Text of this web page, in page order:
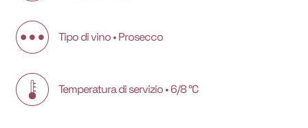
Tipo di vino • Prosecco
Temperatura di servizio • 6/8 °C